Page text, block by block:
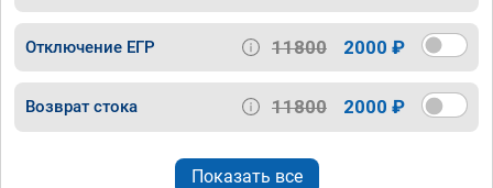
Отключение ЕГР 11800 2000 ₽
Возврат стока 11800 2000 ₽
Показать все